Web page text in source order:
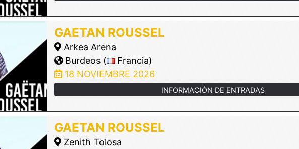
GAETAN ROUSSEL
Arkea Arena
Burdeos (
Francia)
18 NOVIEMBRE 2026
INFORMACIÓN DE ENTRADAS
GAETAN ROUSSEL
Zenith Tolosa